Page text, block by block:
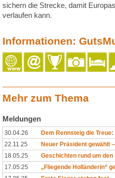
sichern die Strecke, damit
verlaufen kann.
Informationen:
Mehr zum Thema
Meldungen
30.04.26
Dem Rennsteig die
22.11.25
Neuer Präsident gewählt
18.05.25
Geschichten rund um den
17.05.25
„Fliegende Holländerin“